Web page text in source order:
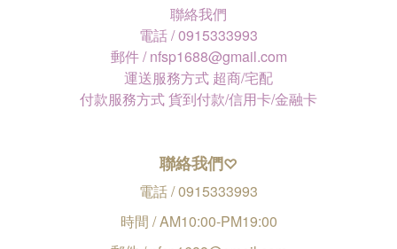
聯絡我們
電話 / 0915333993
郵件 / nfsp1688@gmail.com
運送服務方式 超商/宅配
付款服務方式 貨到付款/信用卡/金融卡
聯絡我們♡
電話 / 0915333993
時間 / AM10:00-PM19:00